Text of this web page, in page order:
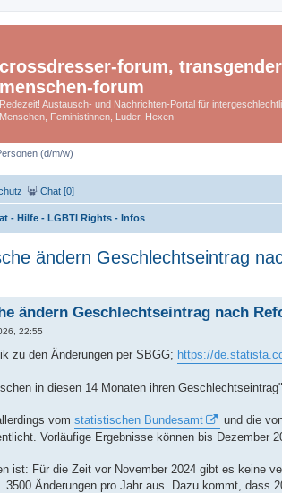
crossdresser-forum,
menschen-forum
Redezeit! Austausch- und Nachrichten-Portal für
Menschen, Feministinnen, Luder, Hexen
(d/m/w)
Chat [0]
- Hilfe - LGBTI Rights - Infos
ändern Geschlechtseintrag
ändern Geschlechtseintrag nach
22:55
zu den Änderungen per SBGG; https://
in diesen 14 Monaten ihren Geschlechtseintrag".
vom statistischen Bundesamt
und die
Vorläufige Ergebnisse können bis Dezember
ist: Für die Zeit vor November 2024 gibt es keine
Änderungen pro Jahr aus. Dazu kommt,